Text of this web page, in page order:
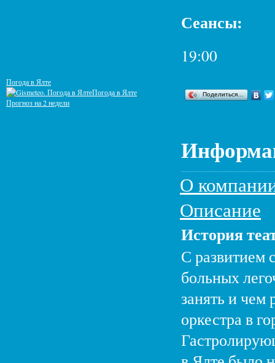
Сеансы:
19:00
Поделиться…
О
Описание
История
С развитием
больных
занять и чем
оркестра в
Погода в Ялте
Погода в Ялте
Прогноз на 2 недели